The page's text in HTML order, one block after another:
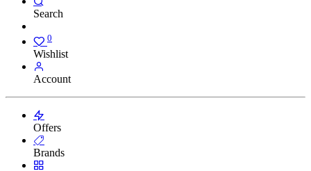
Search
0
Wishlist
Account
Offers
Brands